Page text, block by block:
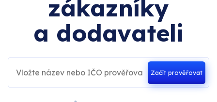
zákazníky
a dodavateli